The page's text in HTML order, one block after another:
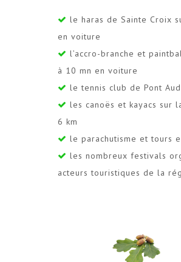
le haras de Sainte Croix
en voiture
l’accro-branche et
à 10 mn en voiture
le tennis club de Pont
les canoës et kayacs sur
6 km
le parachutisme et tours
les nombreux festivals
acteurs touristiques de la